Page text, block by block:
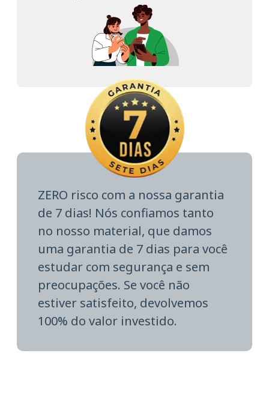
ZERO risco com a nossa garantia
de 7 dias! Nós confiamos tanto
no nosso material, que damos
uma garantia de 7 dias para você
estudar com segurança e sem
preocupações. Se você não
estiver satisfeito, devolvemos
100% do valor investido.